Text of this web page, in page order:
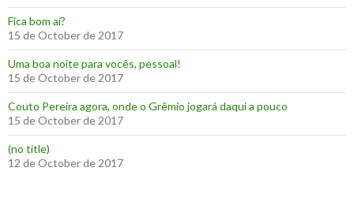
‪Fica bom aí?‬
15 de October de 2017
Uma boa noite para vocês, pessoal!
15 de October de 2017
‪Couto Pereira agora, onde o Grêmio jogará daqui a pouco ‬
15 de October de 2017
(no title)
12 de October de 2017